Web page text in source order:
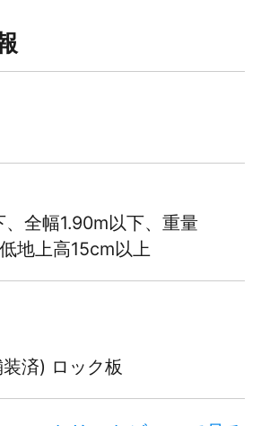
全幅1.90m以下、重量
地上高15cm以上
済) ロック板